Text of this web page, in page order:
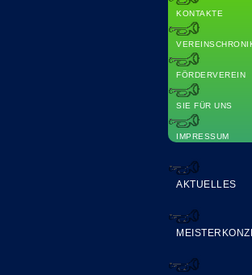
KONTAKTE
FÖRDERVEREIN
SIE FÜR UNS
IMPRESSUM
AKTUELLES